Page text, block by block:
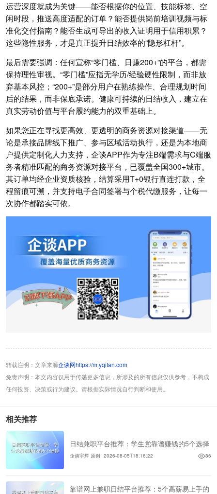
运营深度就成为关键——能否根据你的位置、技能标签、空
闲时段，推送高度适配的订单？能否提供岗前培训视频与标
准化交付指南？能否生成可导出的收入证明用于信用积累？
这些隐性服务，才是真正提升日结效率的“隐形杠杆”。
最后需要强调：任何宣称“零门槛、日赚200+”的平台，都需
保持理性审视。“零门槛”应指无学历/经验硬性限制，而非放
弃基本风控；“200+”是部分用户在熟练操作、合理规划时间
后的结果，而非保底承诺。健康可持续的日结收入，建立在
真实劳动价值与平台履约能力的双重基础上。
如果您正在寻找更高效、更透明的商务资源对接渠道——无
论是承接品牌线下推广、参与区域活动执行，还是为本地商
户提供定制化人力支持，企谈APP作为专注B端需求与C端服
务者精准匹配的商务资源对接平台，已覆盖全国300+城市。
其订单均经企业资质核验，结算采用T+0银行直连打款，全
程留痕可溯，并支持电子合同签署与个税代缴服务，让每一
次协作都踏实可依。
转载注明：文章来源企谈网https://m.yqitan.com
免责声明：本文内容仅用于传递更多信息，所涉及的所有信息仅供参考，不构成
任何投资、决策或行为建议。请根据实际情况自行判断和使用。
相关推荐
日结兼职平台推荐：学生党靠谱赚钱的5个选择
企谈宇辉 原创 2026-08-05T18:16:22 86
靠谱网上兼职日结平台推荐：5个高薪易上手的